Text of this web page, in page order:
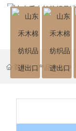
关于我们
生产制造
首页 产品中心